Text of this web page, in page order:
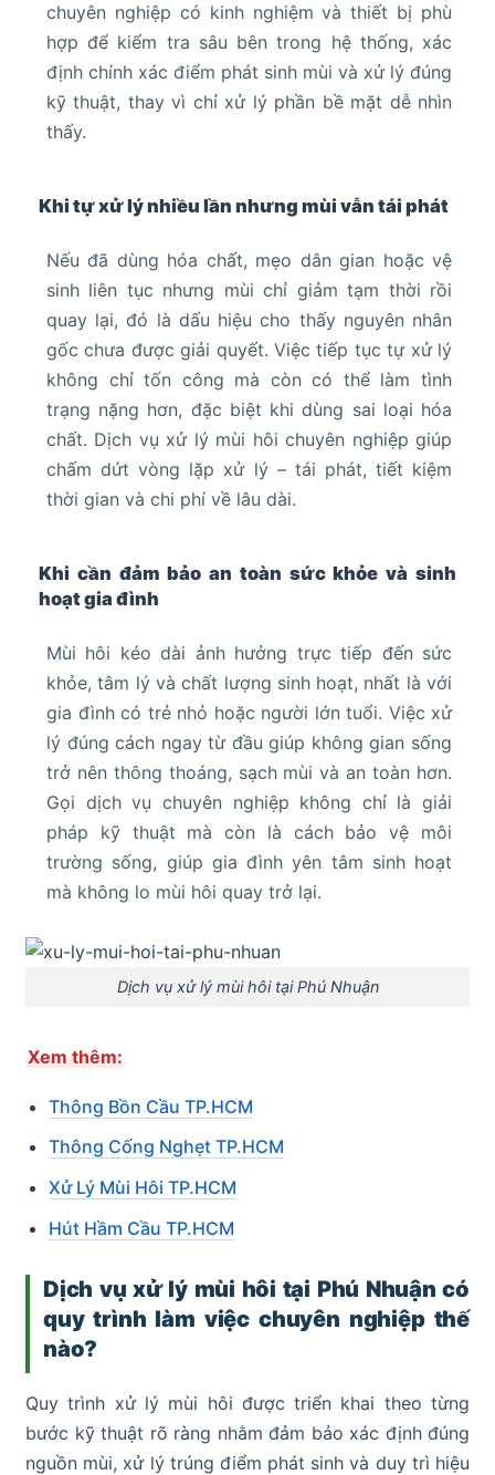
chuyên nghiệp có kinh nghiệm và thiết bị phù
hợp để kiểm tra sâu bên trong hệ thống, xác
định chính xác điểm phát sinh mùi và xử lý đúng
kỹ thuật, thay vì chỉ xử lý phần bề mặt dễ nhìn
thấy.
Khi tự xử lý nhiều lần nhưng mùi vẫn tái phát
Nếu đã dùng hóa chất, mẹo dân gian hoặc vệ
sinh liên tục nhưng mùi chỉ giảm tạm thời rồi
quay lại, đó là dấu hiệu cho thấy nguyên nhân
gốc chưa được giải quyết. Việc tiếp tục tự xử lý
không chỉ tốn công mà còn có thể làm tình
trạng nặng hơn, đặc biệt khi dùng sai loại hóa
chất. Dịch vụ xử lý mùi hôi chuyên nghiệp giúp
chấm dứt vòng lặp xử lý – tái phát, tiết kiệm
thời gian và chi phí về lâu dài.
Khi cần đảm bảo an toàn sức khỏe và sinh
hoạt gia đình
Mùi hôi kéo dài ảnh hưởng trực tiếp đến sức
khỏe, tâm lý và chất lượng sinh hoạt, nhất là với
gia đình có trẻ nhỏ hoặc người lớn tuổi. Việc xử
lý đúng cách ngay từ đầu giúp không gian sống
trở nên thông thoáng, sạch mùi và an toàn hơn.
Gọi dịch vụ chuyên nghiệp không chỉ là giải
pháp kỹ thuật mà còn là cách bảo vệ môi
trường sống, giúp gia đình yên tâm sinh hoạt
mà không lo mùi hôi quay trở lại.
Dịch vụ xử lý mùi hôi tại Phú Nhuận
Xem thêm:
Thông Bồn Cầu TP.HCM
Thông Cống Nghẹt TP.HCM
Xử Lý Mùi Hôi TP.HCM
Hút Hầm Cầu TP.HCM
Dịch vụ xử lý mùi hôi tại Phú Nhuận có
quy trình làm việc chuyên nghiệp thế
nào?
Quy trình xử lý mùi hôi được triển khai theo từng
bước kỹ thuật rõ ràng nhằm đảm bảo xác định đúng
nguồn mùi, xử lý trúng điểm phát sinh và duy trì hiệu